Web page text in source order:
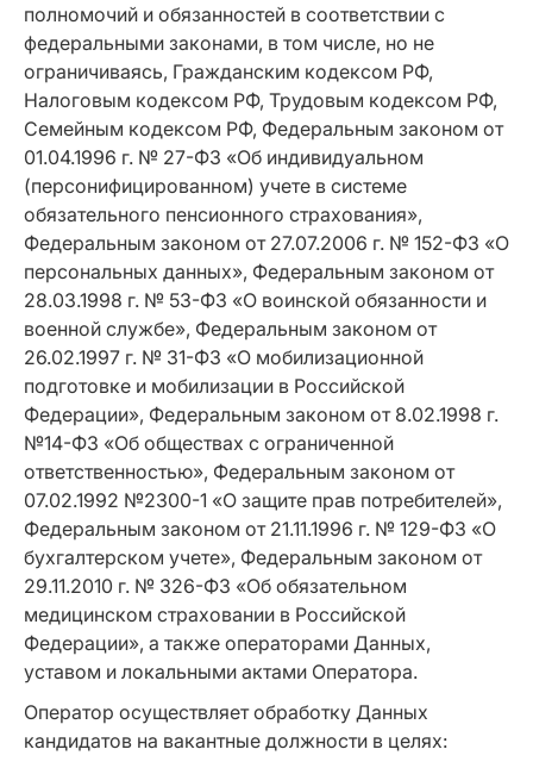
полномочий и обязанностей в соответствии с
федеральными законами, в том числе, но не
ограничиваясь, Гражданским кодексом РФ,
Налоговым кодексом РФ, Трудовым кодексом РФ,
Семейным кодексом РФ, Федеральным законом от
01.04.1996 г. № 27-ФЗ «Об индивидуальном
(персонифицированном) учете в системе
обязательного пенсионного страхования»,
Федеральным законом от 27.07.2006 г. № 152-ФЗ «О
персональных данных», Федеральным законом от
28.03.1998 г. № 53-ФЗ «О воинской обязанности и
военной службе», Федеральным законом от
26.02.1997 г. № 31-ФЗ «О мобилизационной
подготовке и мобилизации в Российской
Федерации», Федеральным законом от 8.02.1998 г.
№14-ФЗ «Об обществах с ограниченной
ответственностью», Федеральным законом от
07.02.1992 №2300-1 «О защите прав потребителей»,
Федеральным законом от 21.11.1996 г. № 129-ФЗ «О
бухгалтерском учете», Федеральным законом от
29.11.2010 г. № 326-ФЗ «Об обязательном
медицинском страховании в Российской
Федерации», а также операторами Данных,
уставом и локальными актами Оператора.
Оператор осуществляет обработку Данных
кандидатов на вакантные должности в целях: